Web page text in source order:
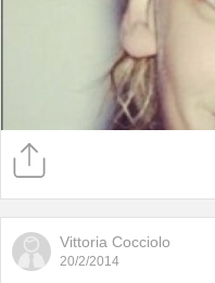
Vittoria Cocciolo
20/2/2014